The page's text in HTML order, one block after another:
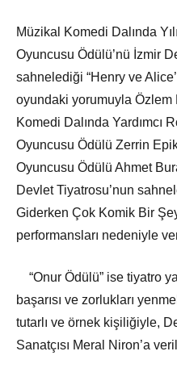
Müzikal Komedi Dalında
Oyuncusu Ödülü’nü İzmir
sahnelediği “Henry ve
oyundaki yorumuyla Özlem
Komedi Dalında Yardımcı
Oyuncusu Ödülü Zerrin
Oyuncusu Ödülü Ahmet
Devlet Tiyatrosu’nun
Giderken Çok Komik Bir
performansları nedeniyle
“Onur Ödülü” ise tiyatro
başarısı ve zorlukları
tutarlı ve örnek kişiliğiyle,
Sanatçısı Meral Niron’a